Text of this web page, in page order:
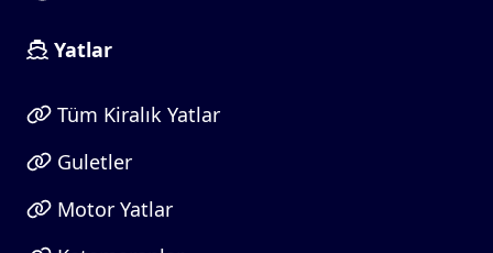
Yatlar
Tüm Kiralık Yatlar
Guletler
Motor Yatlar